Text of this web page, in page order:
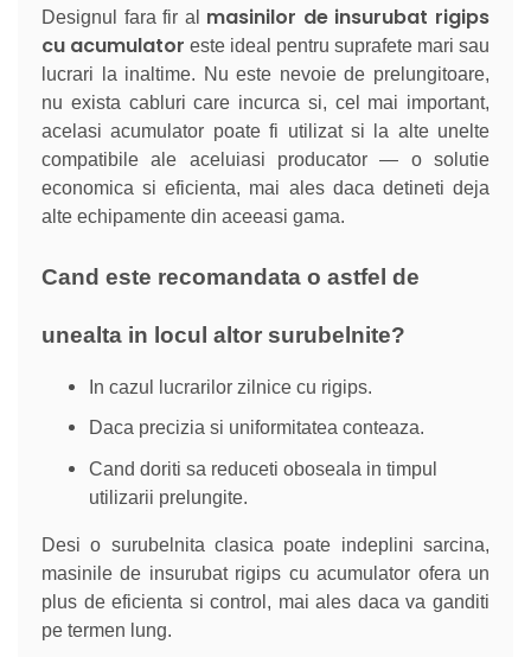
Designul fara fir al masinilor de insurubat rigips
cu acumulator este ideal pentru suprafete mari sau
lucrari la inaltime. Nu este nevoie de prelungitoare,
nu exista cabluri care incurca si, cel mai important,
acelasi acumulator poate fi utilizat si la alte unelte
compatibile ale aceluiasi producator — o solutie
economica si eficienta, mai ales daca detineti deja
alte echipamente din aceeasi gama.
Cand este recomandata o astfel de
unealta in locul altor surubelnite?
In cazul lucrarilor zilnice cu rigips.
Daca precizia si uniformitatea conteaza.
Cand doriti sa reduceti oboseala in timpul
utilizarii prelungite.
Desi o surubelnita clasica poate indeplini sarcina,
masinile de insurubat rigips cu acumulator ofera un
plus de eficienta si control, mai ales daca va ganditi
pe termen lung.